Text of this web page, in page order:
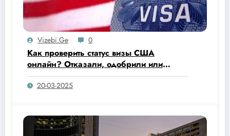
Vizebi.ge 0
Как проверить статус визы США
онлайн? Отказали, одобрили или
напечатали уже визу в паспорт?
20-03-2025